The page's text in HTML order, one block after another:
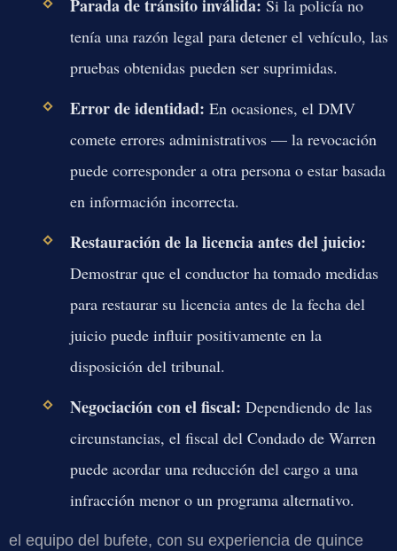
Parada de tránsito inválida: Si la policía no
tenía una razón legal para detener el vehículo, las
pruebas obtenidas pueden ser suprimidas.
Error de identidad: En ocasiones, el DMV
comete errores administrativos — la revocación
puede corresponder a otra persona o estar basada
en información incorrecta.
Restauración de la licencia antes del juicio:
Demostrar que el conductor ha tomado medidas
para restaurar su licencia antes de la fecha del
juicio puede influir positivamente en la
disposición del tribunal.
Negociación con el fiscal: Dependiendo de las
circunstancias, el fiscal del Condado de Warren
puede acordar una reducción del cargo a una
infracción menor o un programa alternativo.
el equipo del bufete, con su experiencia de quince